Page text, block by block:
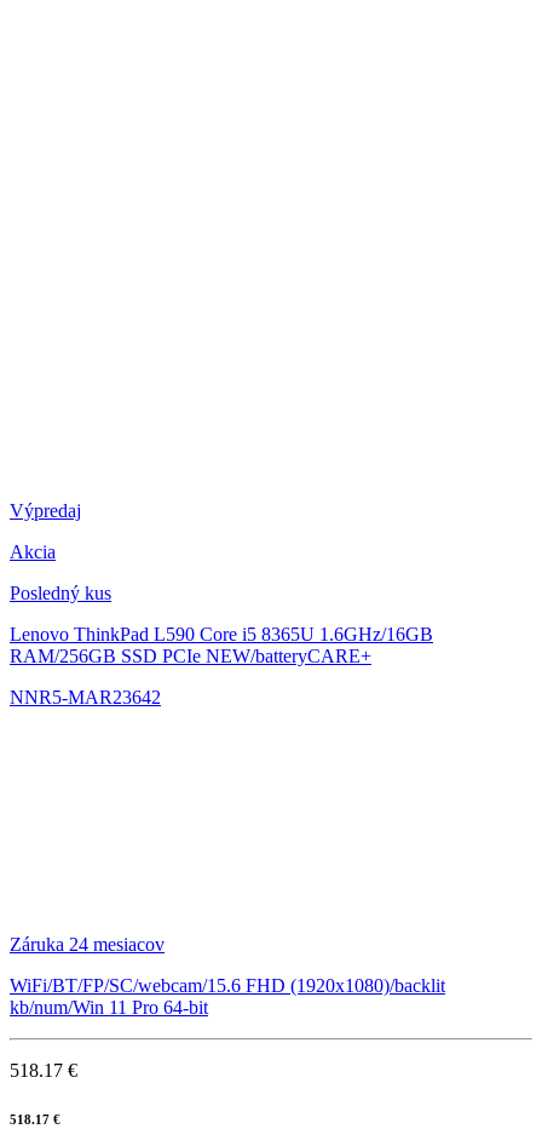
Výpredaj
Akcia
Posledný kus
Lenovo ThinkPad L590 Core i5 8365U 1.6GHz/16GB
RAM/256GB SSD PCIe NEW/batteryCARE+
NNR5-MAR23642
Záruka 24 mesiacov
WiFi/BT/FP/SC/webcam/15.6 FHD (1920x1080)/backlit
kb/num/Win 11 Pro 64-bit
518.17 €
518.17 €